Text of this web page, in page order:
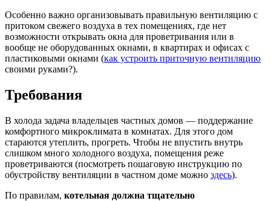
Особенно важно организовывать правильную вентиляцию с
притоком свежего воздуха в тех помещениях, где нет
возможности открывать окна для проветривания или в
вообще не оборудованных окнами, в квартирах и офисах с
пластиковыми окнами (как устроить приточную вентиляцию
своими руками?).
Требования
В холода задача владельцев частных домов — поддержание
комфортного микроклимата в комнатах. Для этого дом
стараются утеплить, прогреть. Чтобы не впустить внутрь
слишком много холодного воздуха, помещения реже
проветриваются (посмотреть пошаговую инструкцию по
обустройству вентиляции в частном доме можно здесь).
По правилам, котельная должна тщательно